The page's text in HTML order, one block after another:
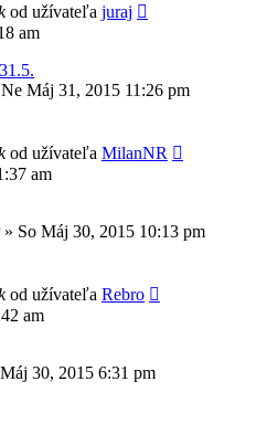
od užívateľa juraj
am
Ne Máj 31, 2015 11:26 pm
od užívateľa MilanNR
am
» So Máj 30, 2015 10:13 pm
od užívateľa Rebro
am
30, 2015 6:31 pm